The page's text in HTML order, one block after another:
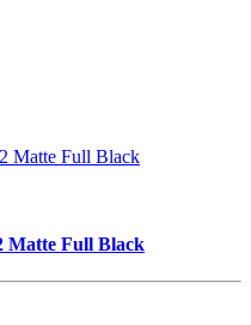
Matte Full Black